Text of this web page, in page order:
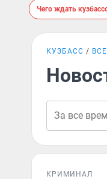
Чего ждать
КУЗБАСС
КРИМИНАЛ